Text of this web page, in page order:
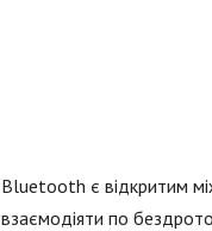
Bluetooth є відкритим
взаємодіяти по